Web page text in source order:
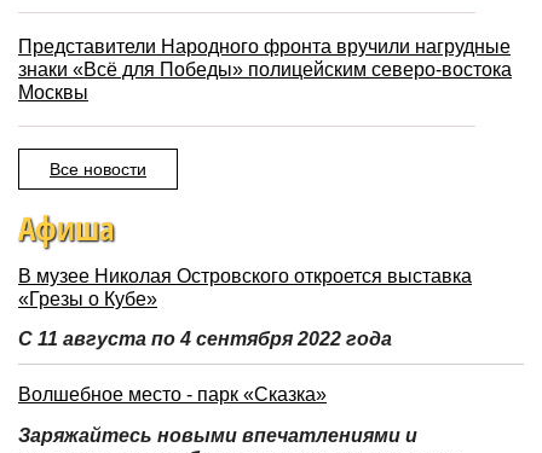
Представители Народного фронта вручили нагрудные
знаки «Всё для Победы» полицейским северо-востока
Москвы
Все новости
Афиша
В музее Николая Островского откроется выставка
«Грезы о Кубе»
С 11 августа по 4 сентября 2022 года
Волшебное место - парк «Сказка»
Заряжайтесь новыми впечатлениями и